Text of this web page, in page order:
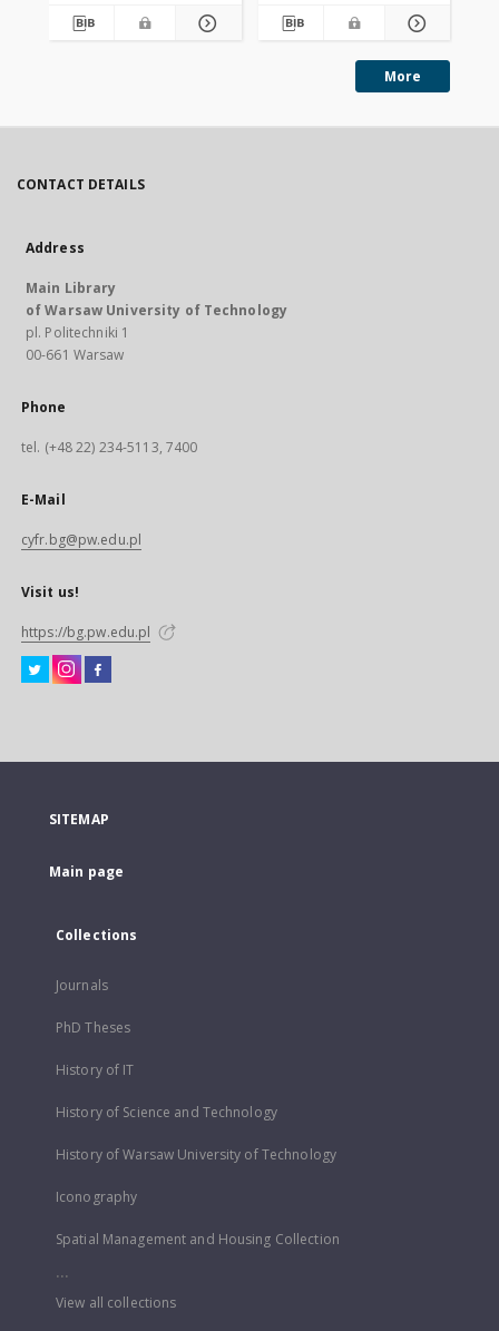
Andrzeja Boboli,
Bydgoszcz
Gdańskiego, Warszawa
More
CONTACT DETAILS
Address
Main Library
of Warsaw University of Technology
pl. Politechniki 1
00-661 Warsaw
Phone
tel. (+48 22) 234-5113, 7400
E-Mail
cyfr.bg@pw.edu.pl
Visit us!
https://bg.pw.edu.pl
SITEMAP
Main page
Collections
Journals
PhD Theses
History of IT
History of Science and Technology
History of Warsaw University of Technology
Iconography
Spatial Management and Housing Collection
...
View all collections